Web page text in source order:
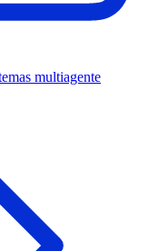
multiagente